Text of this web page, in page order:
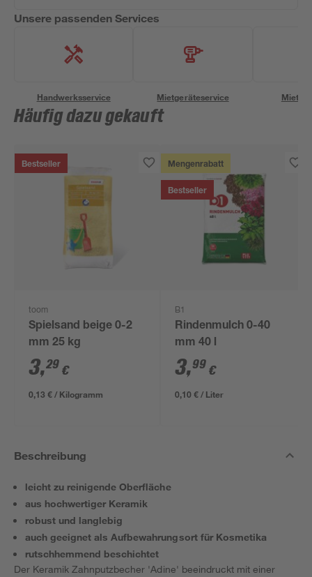
Unsere passenden Services
Handwerksservice Mietgeräteservice
Häufig dazu gekauft
Bestseller
toom
Spielsand beige 0-2
mm 25 kg
3,29 €
0,13 € / Kilogramm
Mengenrabatt
Bestseller
B1
Rindenmulch 0-40
mm 40 l
3,99 €
0,10 € / Liter
Beschreibung
leicht zu reinigende Oberfläche
aus hochwertiger Keramik
robust und langlebig
auch geeignet als Aufbewahrungsort für Kosmetika
rutschhemmend beschichtet
Der Keramik Zahnputzbecher 'Adine' beeindruckt mit einer